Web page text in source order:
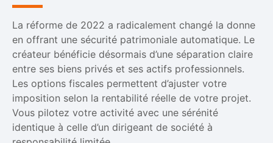
La réforme de 2022 a radicalement changé la donne
en offrant une sécurité patrimoniale automatique. Le
créateur bénéficie désormais d’une séparation claire
entre ses biens privés et ses actifs professionnels.
Les options fiscales permettent d’ajuster votre
imposition selon la rentabilité réelle de votre projet.
Vous pilotez votre activité avec une sérénité
identique à celle d’un dirigeant de société à